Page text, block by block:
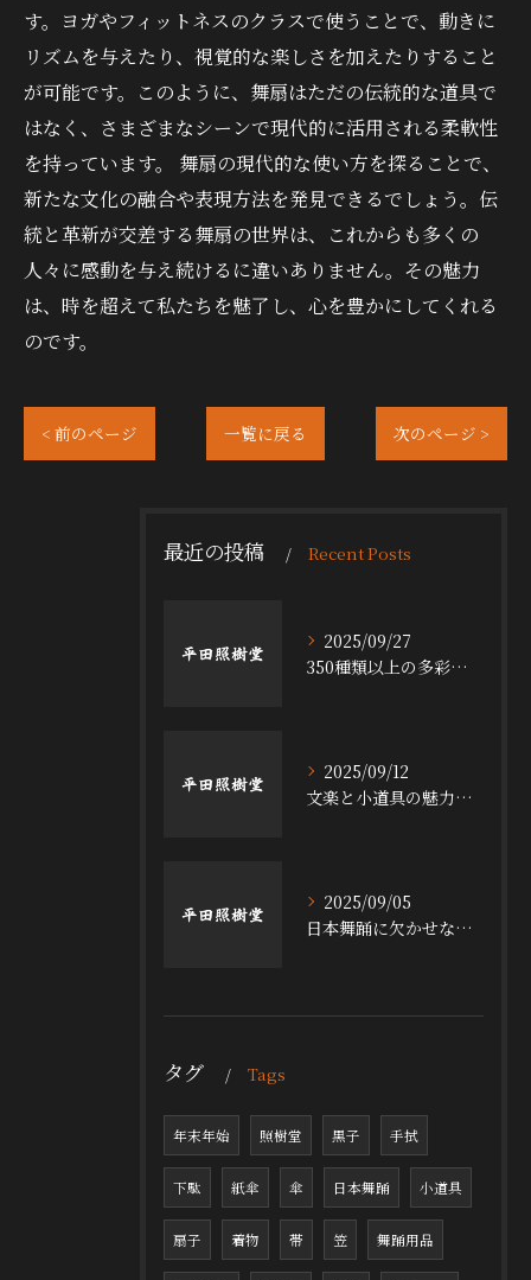
す。ヨガやフィットネスのクラスで使うことで、動きに
リズムを与えたり、視覚的な楽しさを加えたりすること
が可能です。このように、舞扇はただの伝統的な道具で
はなく、さまざまなシーンで現代的に活用される柔軟性
を持っています。 舞扇の現代的な使い方を探ることで、
新たな文化の融合や表現方法を発見できるでしょう。伝
統と革新が交差する舞扇の世界は、これからも多くの
人々に感動を与え続けるに違いありません。その魅力
は、時を超えて私たちを魅了し、心を豊かにしてくれる
のです。
< 前のページ 一覧に戻る 次のページ >
最近の投稿 Recent Posts
2025/09/27
350種類以上の多彩な舞台小道具の魅力
2025/09/12
文楽と小道具の魅力探求
2025/09/05
日本舞踊に欠かせない小道具の魅力
タグ Tags
年末年始 照樹堂 黒子 手拭
下駄 紙傘 傘 日本舞踊 小道具
扇子 着物 帯 笠 舞踊用品